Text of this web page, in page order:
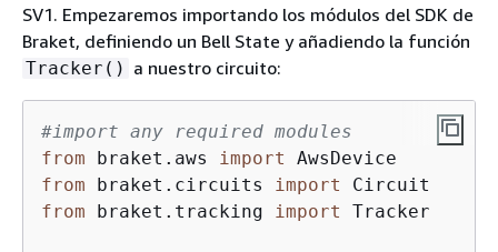
SV1. Empezaremos importando los módulos del SDK de
Braket, definiendo un Bell State y añadiendo la función
Tracker() a nuestro circuito:
#import any required modules
from braket.aws import
from braket.circuits import
from braket.tracking import Tracker